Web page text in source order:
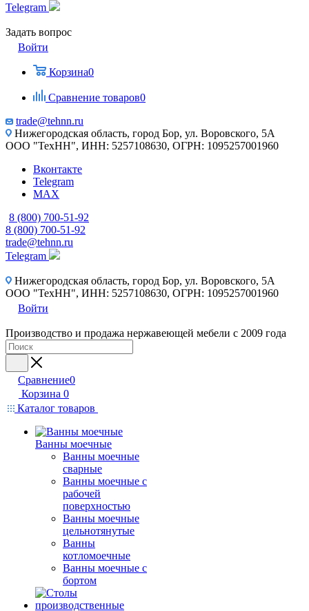
Telegram
Задать вопрос
Войти
Корзина0
Сравнение товаров0
trade@tehnn.ru
Нижегородская область, город Бор, ул. Воровского, 5А
ООО "ТехНН", ИНН: 5257108630, ОГРН: 1095257001960
Вконтакте
Telegram
MAX
8 (800) 700-51-92
8 (800) 700-51-92
trade@tehnn.ru
Telegram
Нижегородская область, город Бор, ул. Воровского, 5А
ООО "ТехНН", ИНН: 5257108630, ОГРН: 1095257001960
Войти
Производство и продажа нержавеющей мебели с 2009 года
Сравнение0
Корзина 0
Каталог товаров
Ванны моечные
Ванны моечные
сварные
Ванны моечные с
рабочей
поверхностью
Ванны моечные
цельнотянутые
Ванны
котломоечные
Ванны моечные с
бортом